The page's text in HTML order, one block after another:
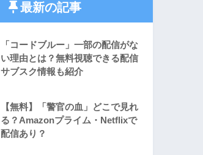
最新の記事
「コードブルー」一部の配信がな
い理由とは？無料視聴できる配信
サブスク情報も紹介
【無料】「警官の血」どこで見れ
る？Amazonプライム・Netflixで
配信あり？